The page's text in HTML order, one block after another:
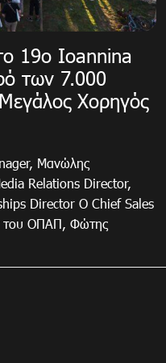
19ο Ioannina
των 7.000
Χορηγός
Μανώλης
Relations Director,
Director Ο Chief Sales
του ΟΠΑΠ, Φώτης